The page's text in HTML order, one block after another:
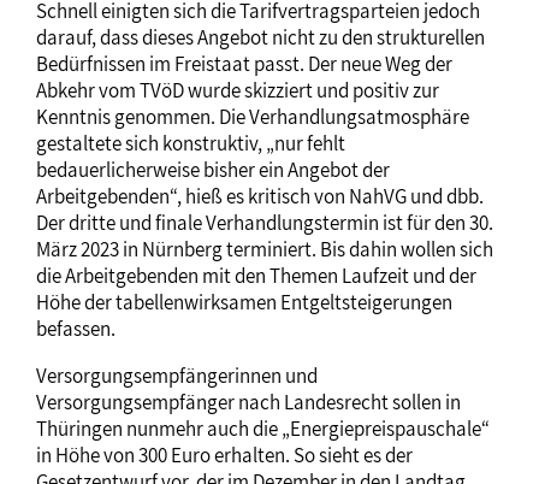
Schnell einigten sich die Tarifvertragsparteien jedoch
darauf, dass dieses Angebot nicht zu den strukturellen
Bedürfnissen im Freistaat passt. Der neue Weg der
Abkehr vom TVöD wurde skizziert und positiv zur
Kenntnis genommen. Die Verhandlungsatmosphäre
gestaltete sich konstruktiv, „nur fehlt
bedauerlicherweise bisher ein Angebot der
Arbeitgebenden“, hieß es kritisch von NahVG und dbb.
Der dritte und finale Verhandlungstermin ist für den 30.
März 2023 in Nürnberg terminiert. Bis dahin wollen sich
die Arbeitgebenden mit den Themen Laufzeit und der
Höhe der tabellenwirksamen Entgeltsteigerungen
befassen.
Versorgungsempfängerinnen und
Versorgungsempfänger nach Landesrecht sollen in
Thüringen nunmehr auch die „Energiepreispauschale“
in Höhe von 300 Euro erhalten. So sieht es der